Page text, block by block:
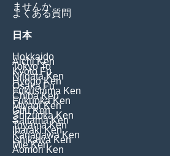
ませんか
よくある質問
日本
Hokkaido
Aichi Ken
Tokyo To
Kyoto Fu
Niigata Ken
Hyogo Ken
Osaka Fu
Fukushima Ken
Chiba Ken
Fukuoka Ken
Miyagi Ken
Gifu Ken
Shizuoka Ken
Saitama Ken
Toyama Ken
Ibaraki Ken
Kanagawa Ken
Ishikawa Ken
Mie Ken
Aomori Ken